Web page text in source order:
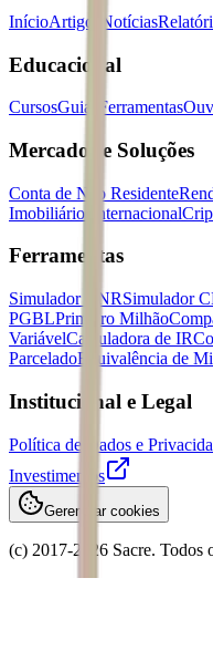
InícioArtigos Notícias
Educacional
CursosGuias Ferramentas
Mercados e Soluções
Conta de Não Residente
Imobiliários
Internacional
Ferramentas
Simulador CNRSimulador
PGBLPrimeiro Milhão
VariávelCalculadora de IR
ParceladoEquivalência de
Institucional e Legal
Política de Dados e
Investimentos
Gerenciar cookies
(c) 2017-2026 Sacre. Todos